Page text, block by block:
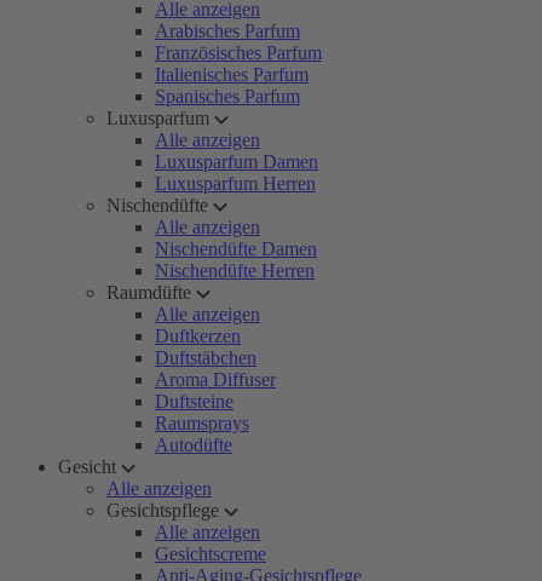
Alle anzeigen
Arabisches Parfum
Französisches Parfum
Italienisches Parfum
Spanisches Parfum
Luxusparfum
Alle anzeigen
Luxusparfum Damen
Luxusparfum Herren
Nischendüfte
Alle anzeigen
Nischendüfte Damen
Nischendüfte Herren
Raumdüfte
Alle anzeigen
Duftkerzen
Duftstäbchen
Aroma Diffuser
Duftsteine
Raumsprays
Autodüfte
Gesicht
Alle anzeigen
Gesichtspflege
Alle anzeigen
Gesichtscreme
Anti-Aging-Gesichtspflege